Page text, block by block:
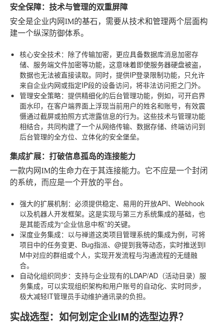
安全保障：技术与管理的双重屏障
安全是企业内网IM的基石，需要从技术和管理两个层面构
建一个纵深防御体系。
核心安全技术：除了传输加密，更应具备数据库消息加密存
储、服务端文件加密等功能，这意味着即使服务器硬盘被盗，
数据也无法被直接读取。同时，提供IP登录限制功能，只允许
来自企业内网或指定IP段的设备访问，将非法访问拒之门外。
管理安全策略：提供精细化的后台管理功能，例如，可开启界
面水印，在客户端界面上浮现当前用户的姓名和账号，有效震
慑通过截屏或拍照方式泄露信息的行为。这些技术与管理功能
相结合，共同构建了一个从网络传输、数据存储、终端访问到
后台管理的全方位、立体化的安全堡垒。
集成扩展：打破信息孤岛的连接能力
一款内网IM的生命力在于其连接能力。它不应是一个封闭
的系统，而应是一个开放的平台。
强大的扩展机制：必须提供稳定、易用的开放API、Webhook
以及机器人开发框架。这是实现与第三方系统集成的基础，也
是其能否成为“企业信息中枢”的关键。
深度业务集成：以与禅道这类项目管理系统的集成为例，可将
项目中的任务变更、Bug指派、@提到我等动态，实时推送到I
M中对应的群组或个人，实现开发流程与沟通流程的无缝融
合。
自动化组织同步：支持与企业现有的LDAP/AD（活动目录）服
务集成，可以实现组织架构和用户账号的自动化、实时同步，
极大减轻IT管理员手动维护通讯录的负担。
实战选型：如何划定企业IM的选型边界？